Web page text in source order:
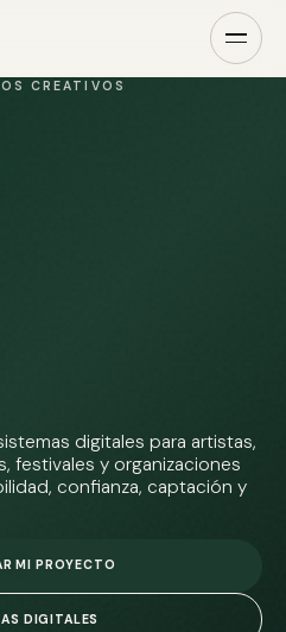
CREATIVOS
digitales para artistas,
festivales y organizaciones
confianza, captación y
MI PROYECTO
DIGITALES